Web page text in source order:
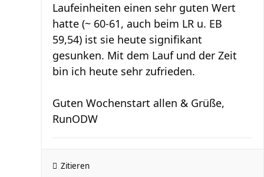
Laufeinheiten einen sehr guten Wert
hatte (~ 60-61, auch beim LR u. EB
59,54) ist sie heute signifikant
gesunken. Mit dem Lauf und der Zeit
bin ich heute sehr zufrieden.
Guten Wochenstart allen & Grüße,
RunODW
Zitieren